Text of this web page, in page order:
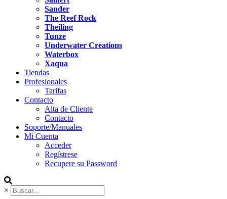
Sander
The Reef Rock
Theiling
Tunze
Underwater Creations
Waterbox
Xaqua
Tiendas
Profesionales
Tarifas
Contacto
Alta de Cliente
Contacto
Soporte/Manuales
Mi Cuenta
Acceder
Regístrese
Recupere su Password
×